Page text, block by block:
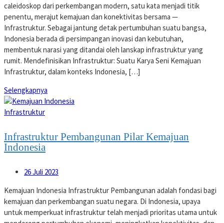
caleidoskop dari perkembangan modern, satu kata menjadi titik
penentu, merajut kemajuan dan konektivitas bersama —
Infrastruktur. Sebagai jantung detak pertumbuhan suatu bangsa,
Indonesia berada di persimpangan inovasi dan kebutuhan,
membentuk narasi yang ditandai oleh lanskap infrastruktur yang
rumit. Mendefinisikan Infrastruktur: Suatu Karya Seni Kemajuan
Infrastruktur, dalam konteks Indonesia, […]
Selengkapnya
Infrastruktur
Infrastruktur Pembangunan Pilar Kemajuan
Indonesia
26 Juli 2023
Kemajuan Indonesia Infrastruktur Pembangunan adalah fondasi bagi
kemajuan dan perkembangan suatu negara. Di Indonesia, upaya
untuk memperkuat infrastruktur telah menjadi prioritas utama untuk